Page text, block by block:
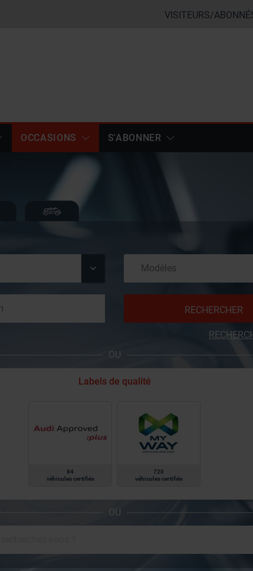
VISITEURS/
OCCASIONS S'ABONNER
RECHERCHER
OU
Labels de qualité
84
véhicules certifiés
720
véhicules certifiés
OU